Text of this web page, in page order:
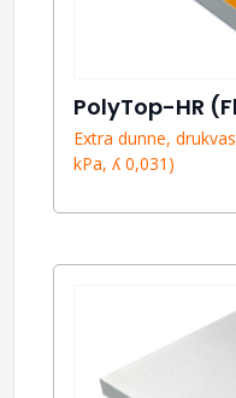
PolyTop-HR
Extra dunne,
kPa, ʎ 0,031)